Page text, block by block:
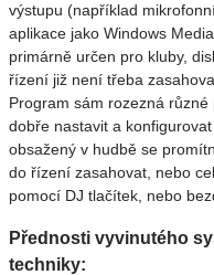
výstupu (například
aplikace jako Windows
primárně určen pro kluby,
řízení již není třeba
Program sám rozezná
dobře nastavit a
obsažený v hudbě se
do řízení zasahovat, nebo
pomocí DJ tlačítek, nebo
Přednosti vyvinutého
techniky: